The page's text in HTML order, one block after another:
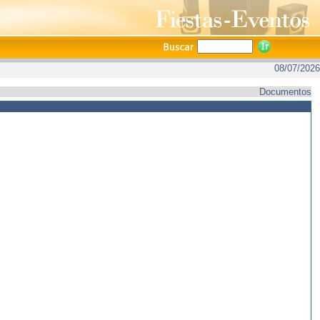
08/07/2026
Documentos